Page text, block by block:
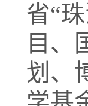
省“
目、
划、